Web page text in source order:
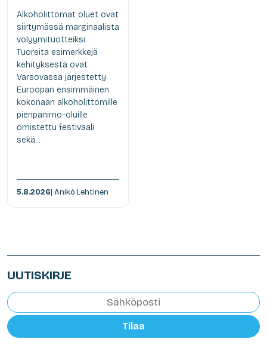
Alkoholittomat oluet ovat
siirtymässä marginaalista
volyymituotteiksi.
Tuoreita esimerkkejä
kehityksestä ovat
Varsovassa järjestetty
Euroopan ensimmäinen
kokonaan alkoholittomille
pienpanimo-oluille
omistettu festivaali
sekä...
5.8.2026| Anikó Lehtinen
UUTISKIRJE
Tilaa